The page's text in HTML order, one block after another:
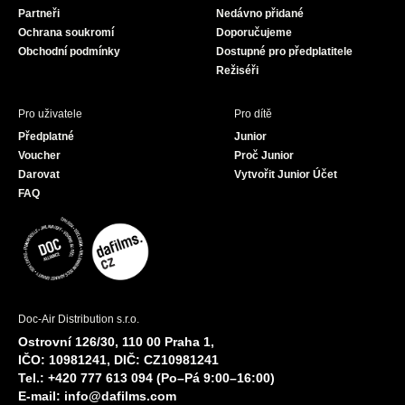
Partneři
Ochrana soukromí
Obchodní podmínky
Nedávno přidané
Doporučujeme
Dostupné pro předplatitele
Režiséři
Pro uživatele
Předplatné
Voucher
Darovat
FAQ
Pro dítě
Junior
Proč Junior
Vytvořit Junior Účet
Doc-Air Distribution s.r.o.
Ostrovní 126/30, 110 00 Praha 1,
IČO: 10981241, DIČ: CZ10981241
Tel.: +420 777 613 094 (Po–Pá 9:00–16:00)
E-mail: info@dafilms.com